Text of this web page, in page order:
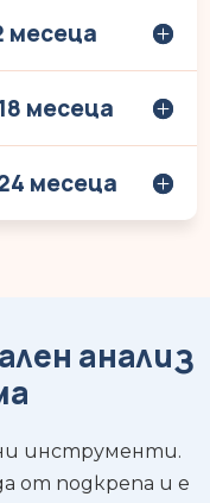
месеца
месеца
месеца
анализ
инструменти.
от подкрепа и е